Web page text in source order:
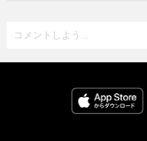
コメントしよう...